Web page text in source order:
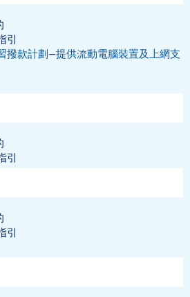
引
撥款計劃—提供流動電腦裝置及上網支
引
引